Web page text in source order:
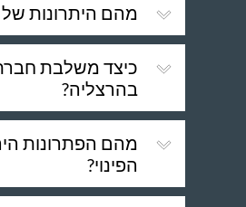
מהם היתרונות של
כיצד משלבת חברת
בהרצליה?
מהם הפתרונות
הפינוי?